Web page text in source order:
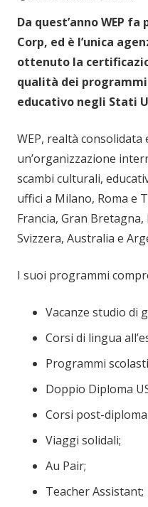
Da quest’anno WEP
Corp, ed è l’unica
ottenuto la
qualità dei
educativo negli Stati
WEP, realtà
un’organizzazione
scambi culturali,
uffici a Milano, Roma e
Francia, Gran
Svizzera, Australia e
I suoi programmi
Vacanze studio di
Corsi di lingua
Programmi
Doppio Diploma
Corsi post-
Viaggi solidali;
Au Pair;
Teacher Assistant;